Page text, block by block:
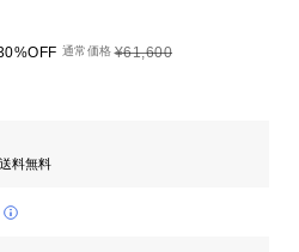
通常価格 ¥61,600
料無料